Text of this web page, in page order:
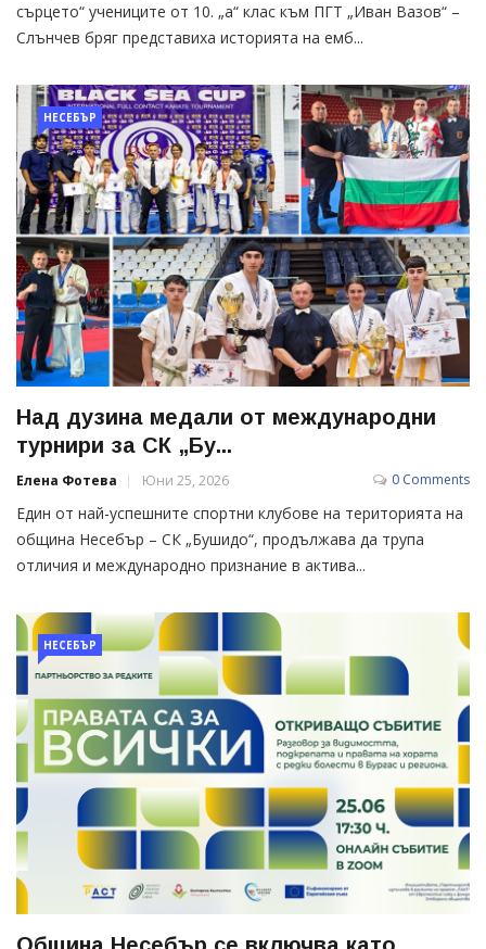
сърцето“ учениците от 10. „а“ клас към ПГТ „Иван Вазов“ –
Слънчев бряг представиха историята на емб...
НЕСЕБЪР
Над дузина медали от международни
турнири за СК „Бу...
Елена Фотева Юни 25, 2026 0 Comments
Един от най-успешните спортни клубове на територията на
община Несебър – СК „Бушидо“, продължава да трупа
отличия и международно признание в актива...
НЕСЕБЪР